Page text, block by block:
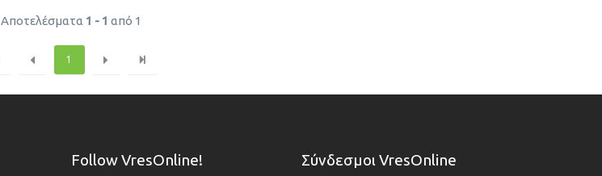
Αποτελέσματα 1 - 1 από 1
1
Follow VresOnline! Σύνδεσμοι VresOnline